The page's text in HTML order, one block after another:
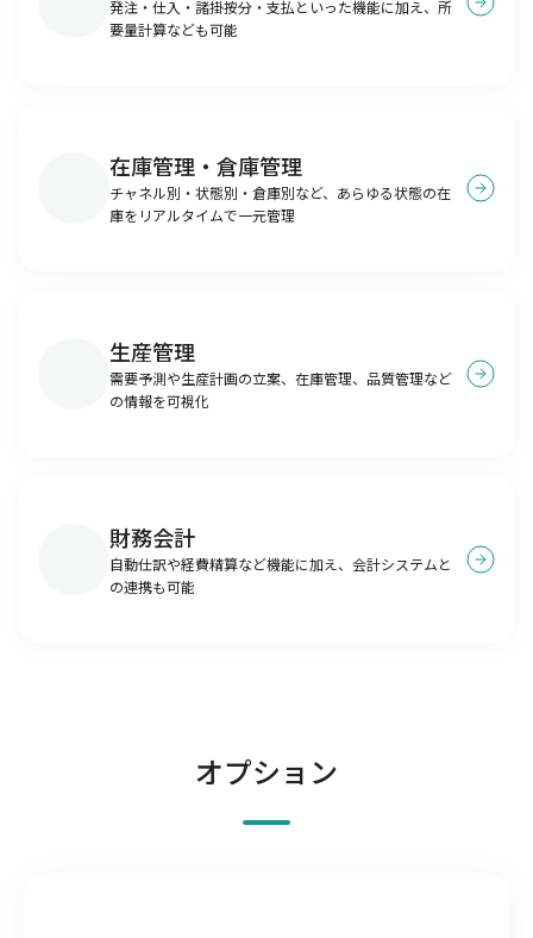
発注・仕入・諸掛按分・支払といった機能に加え、所
要量計算なども可能
在庫管理・倉庫管理
チャネル別・状態別・倉庫別など、あらゆる状態の在
庫をリアルタイムで一元管理
生産管理
需要予測や生産計画の立案、在庫管理、品質管理など
の情報を可視化
財務会計
自動仕訳や経費精算など機能に加え、会計システムと
の連携も可能
オプション